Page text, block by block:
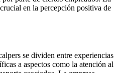
en la percepción positiva de
se dividen entre experiencias
a aspectos como la atención al